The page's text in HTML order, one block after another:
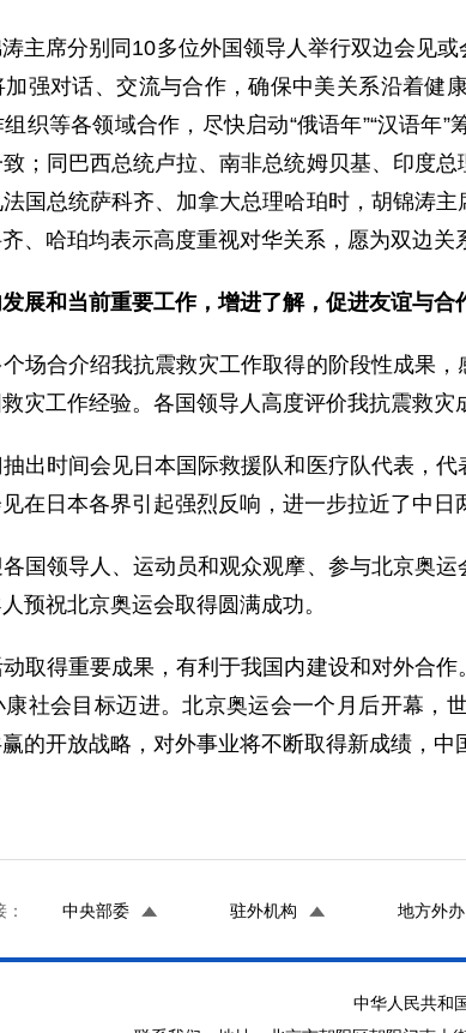
席分别同10多位外国领导人举行双边会见或
强对话、交流与合作，确保中美关系沿着健
织等各领域合作，尽快启动“俄语年”“汉语
；同巴西总统卢拉、南非总统姆贝基、印度
国总统萨科齐、加拿大总理哈珀时，胡锦涛
、哈珀均表示高度重视对华关系，愿为双边关
展和当前重要工作，增进了解，促进友谊与合
合介绍我抗震救灾工作取得的阶段性成果，
灾工作经验。各国领导人高度评价我抗震救灾
时间会见日本国际救援队和医疗队代表，代
在日本各界引起强烈反响，进一步拉近了中日
领导人、运动员和观众观摩、参与北京奥运
预祝北京奥运会取得圆满成功。
得重要成果，有利于我国内建设和对外合作
社会目标迈进。北京奥运会一个月后开幕，
的开放战略，对外事业将不断取得新成绩，中
中央部委 驻外机构 地方外办
中华人民共和